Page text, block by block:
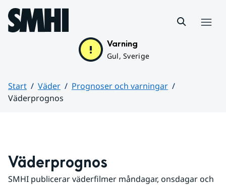
Hoppa till sidans innehåll
Varning
Gul, Sverige
Start Väder
Prognoser och varningar
Väderprognos
Väderprognos
SMHI publicerar väderfilmer måndagar, onsdagar och